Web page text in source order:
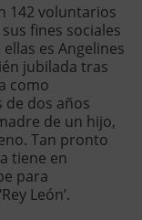
142 voluntarios
fines sociales
es Angelines
jubilada tras
como
de dos años
de un hijo,
Tan pronto
tiene en
para
León’.